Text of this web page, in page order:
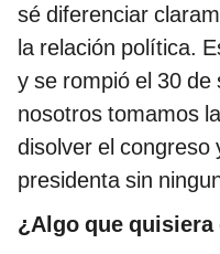
sé diferenciar
la relación política.
y se rompió el 30
nosotros tomamos
disolver el congreso
presidenta sin
¿Algo que quisiera